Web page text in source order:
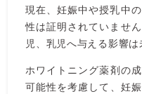
現在、妊娠中や授乳中
性は証明されていませ
児、乳児へ与える影響は
ホワイトニング薬剤の
可能性を考慮して、妊